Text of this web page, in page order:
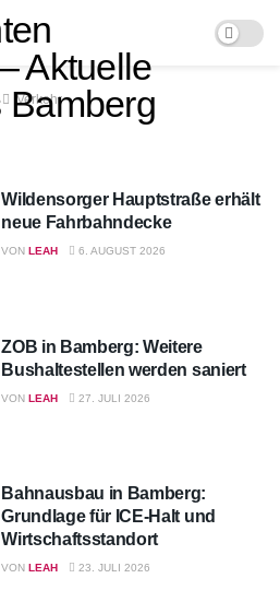
Verkehr
Wildensorger Hauptstraße erhält
neue Fahrbahndecke
VON LEAH 6. AUGUST 2026
ZOB in Bamberg: Weitere
Bushaltestellen werden saniert
VON LEAH 27. JULI 2026
Bahnausbau in Bamberg:
Grundlage für ICE-Halt und
Wirtschaftsstandort
VON LEAH 23. JULI 2026